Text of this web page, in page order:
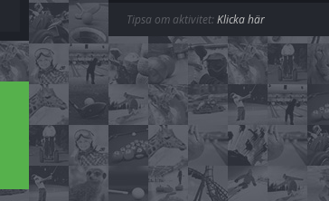
Tipsa om aktivitet:Klicka här